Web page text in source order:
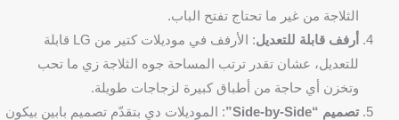
الثلاجة من غير ما تحتاج تفتح الباب.
أرفف قابلة للتعديل
: الأرفف في موديلات كتير من LG قابلة
للتعديل، عشان تقدر ترتب المساحة جوه الثلاجة زي ما تحب
وتخزن أي حاجة من أطباق كبيرة لزجاجات طويلة.
تصميم “Side-by-Side”
: الموديلات دي بتقدّم تصميم بابين بيكون